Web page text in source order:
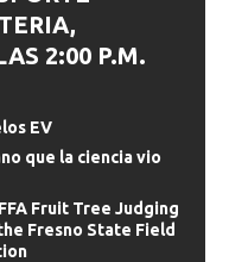
2:00 P.M.
EV
que la ciencia vio
Fruit Tree Judging
Fresno State Field